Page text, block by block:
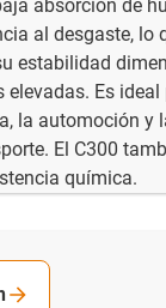
absorción de
al desgaste, lo
estabilidad
Es ideal
la automoción y
El C300
química.